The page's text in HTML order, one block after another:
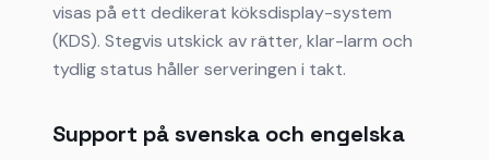
visas på ett dedikerat köksdisplay-system
(KDS). Stegvis utskick av rätter, klar-larm och
tydlig status håller serveringen i takt.
Support på svenska och engelska